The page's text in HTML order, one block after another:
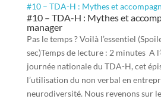
#10 – TDA-H : Mythes et
#10 – TDA-H : Mythes et
manager
Pas le temps ? Voilà l’essentiel
sec)Temps de lecture : 2 minutes A
journée nationale du TDA-H, cet
l’utilisation du non verbal en
neurodiversité. Nous revenons sur